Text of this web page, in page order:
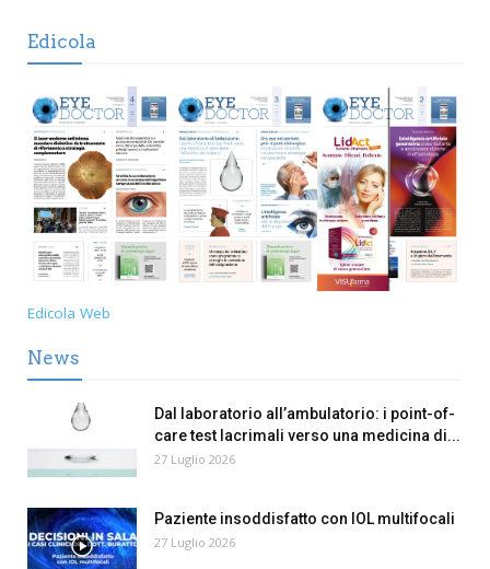
Edicola
Edicola Web
News
Dal laboratorio all’ambulatorio: i point-of-
care test lacrimali verso una medicina di...
27 Luglio 2026
Paziente insoddisfatto con IOL multifocali
27 Luglio 2026